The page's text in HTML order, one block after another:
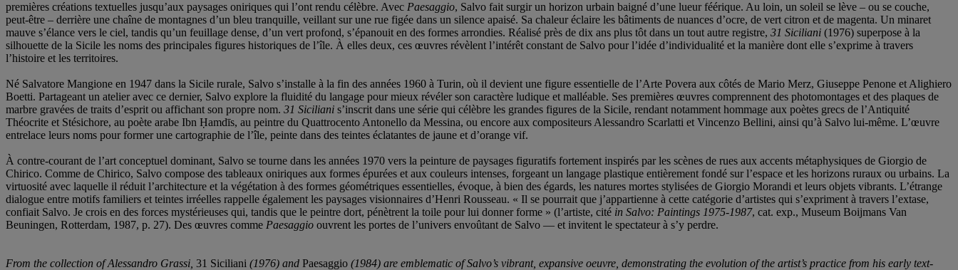
premières créations textuelles jusqu’aux paysages oniriques qui l’ont rendu célèbre. Avec Paesaggio, Salvo fait surgir un horizon urbain baigné d’une lueur féérique. Au loin, un soleil se lève – ou se couche,
peut-être – derrière une chaîne de montagnes d’un bleu tranquille, veillant sur une rue figée dans un silence apaisé. Sa chaleur éclaire les bâtiments de nuances d’ocre, de vert citron et de magenta. Un minaret
mauve s’élance vers le ciel, tandis qu’un feuillage dense, d’un vert profond, s’épanouit en des formes arrondies. Réalisé près de dix ans plus tôt dans un tout autre registre, 31 Siciliani (1976) superpose à la
silhouette de la Sicile les noms des principales figures historiques de l’île. À elles deux, ces œuvres révèlent l’intérêt constant de Salvo pour l’idée d’individualité et la manière dont elle s’exprime à travers
l’histoire et les territoires.
Né Salvatore Mangione en 1947 dans la Sicile rurale, Salvo s’installe à la fin des années 1960 à Turin, où il devient une figure essentielle de l’Arte Povera aux côtés de Mario Merz, Giuseppe Penone et Alighiero
Boetti. Partageant un atelier avec ce dernier, Salvo explore la fluidité du langage pour mieux révéler son caractère ludique et malléable. Ses premières œuvres comprennent des photomontages et des plaques de
marbre gravées de traits d’esprit ou affichant son propre nom. 31 Siciliani s’inscrit dans une série qui célèbre les grandes figures de la Sicile, rendant notamment hommage aux poètes grecs de l’Antiquité
Théocrite et Stésichore, au poète arabe Ibn Ḥamdīs, au peintre du Quattrocento Antonello da Messina, ou encore aux compositeurs Alessandro Scarlatti et Vincenzo Bellini, ainsi qu’à Salvo lui-même. L’œuvre
entrelace leurs noms pour former une cartographie de l’île, peinte dans des teintes éclatantes de jaune et d’orange vif.
À contre-courant de l’art conceptuel dominant, Salvo se tourne dans les années 1970 vers la peinture de paysages figuratifs fortement inspirés par les scènes de rues aux accents métaphysiques de Giorgio de
Chirico. Comme de Chirico, Salvo compose des tableaux oniriques aux formes épurées et aux couleurs intenses, forgeant un langage plastique entièrement fondé sur l’espace et les horizons ruraux ou urbains. La
virtuosité avec laquelle il réduit l’architecture et la végétation à des formes géométriques essentielles, évoque, à bien des égards, les natures mortes stylisées de Giorgio Morandi et leurs objets vibrants. L’étrange
dialogue entre motifs familiers et teintes irréelles rappelle également les paysages visionnaires d’Henri Rousseau. « Il se pourrait que j’appartienne à cette catégorie d’artistes qui s’expriment à travers l’extase,
confiait Salvo. Je crois en des forces mystérieuses qui, tandis que le peintre dort, pénètrent la toile pour lui donner forme » (l’artiste, cité in Salvo: Paintings 1975-1987, cat. exp., Museum Boijmans Van
Beuningen, Rotterdam, 1987, p. 27). Des œuvres comme Paesaggio ouvrent les portes de l’univers envoûtant de Salvo — et invitent le spectateur à s’y perdre.
From the collection of Alessandro Grassi, 31 Siciliani (1976) and Paesaggio (1984) are emblematic of Salvo’s vibrant, expansive oeuvre, demonstrating the evolution of the artist’s practice from his early text-